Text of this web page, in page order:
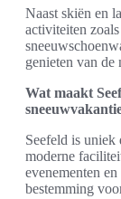
Naast skiën en
activiteiten
genieten van de
Wat maakt
Seefeld is
moderne
evenementen
bestemming